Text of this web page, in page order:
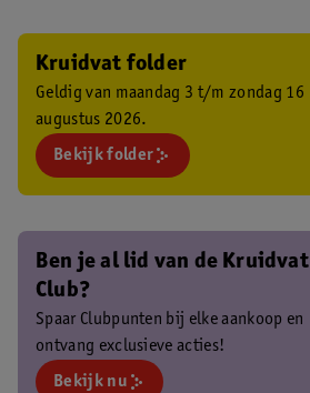
Kruidvat folder
Geldig van maandag 3 t/m zondag 16
augustus 2026.
Bekijk folder
Ben je al lid van de Kruidvat
Club?
Spaar Clubpunten bij elke aankoop en
ontvang exclusieve acties!
Bekijk nu